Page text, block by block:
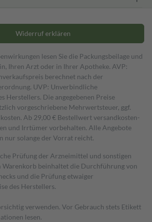
Widerruf erklären
lesen Sie die Packungsbeilage und
Ihren Arzt oder in Ihrer Apotheke. AVP:
berechnet nach der
UVP: Unverbindliche
Herstellers. Die angegebenen Preise
vorgeschriebene Mehrwertsteuer, ggf.
Ab 29,00 € Bestell­wert versand­kosten­
und Irrtümer vorbehalten. Alle Angebote
nur solange der Vorrat reicht.
Prüfung der Arzneimittel und sonstigen
Warenkorb beinhaltet die Durchführung von
und die Prüfung etwaiger
des Herstellers.
verwenden. Vor Gebrauch stets Etikett
lesen.